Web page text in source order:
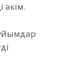
әкім.